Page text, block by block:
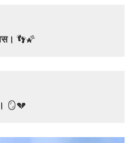
👣🌠
🪞💔